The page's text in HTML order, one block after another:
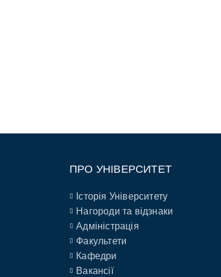
ПРО УНІВЕРСИТЕТ
Історія Університету
Нагороди та відзнаки
Адміністрація
Факультети
Кафедри
Вакансії